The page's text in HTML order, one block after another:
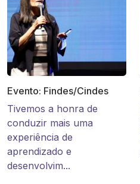
Evento: Findes/Cindes
Tivemos a honra de
conduzir mais uma
experiência de
aprendizado e
desenvolvim...